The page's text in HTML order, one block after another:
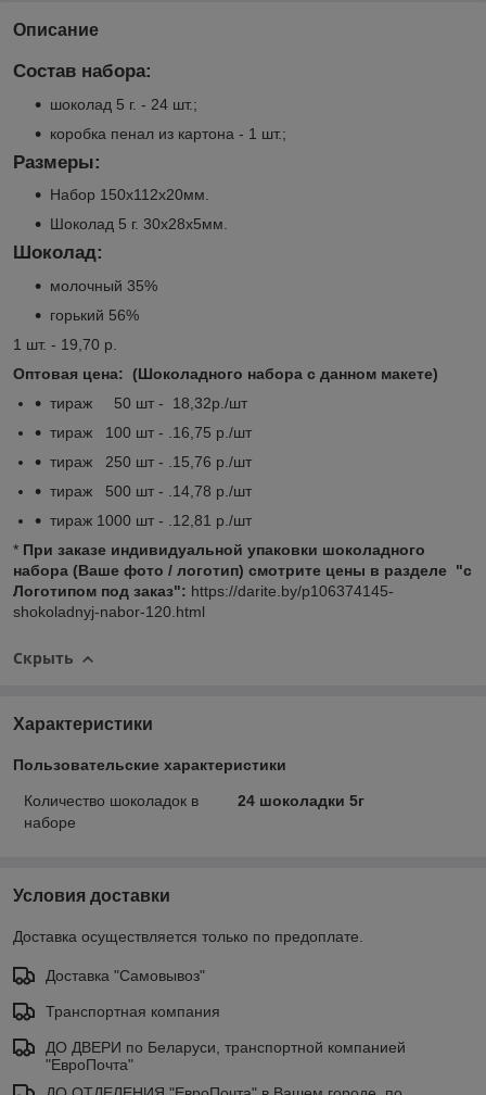
Описание
Состав набора:
шоколад 5 г. - 24 шт.;
коробка пенал из картона - 1 шт.;
Размеры:
Набор 150х112х20мм.
Шоколад 5 г. 30х28х5мм.
Шоколад:
молочный 35%
горький 56%
1 шт. - 19,70 р.
Оптовая цена: (Шоколадного набора с данном макете)
тираж 50 шт - 18,32р./шт
тираж 100 шт - .16,75 р./шт
тираж 250 шт - .15,76 р./шт
тираж 500 шт - .14,78 р./шт
тираж 1000 шт - .12,81 р./шт
* При заказе индивидуальной упаковки шоколадного
набора (Ваше фото / логотип) смотрите цены в разделе "с
Логотипом под заказ": https://darite.by/p106374145-
shokoladnyj-nabor-120.html
Скрыть
Характеристики
Пользовательские характеристики
Количество шоколадок в
наборе
24 шоколадки 5г
Условия доставки
Доставка осуществляется только по предоплате.
Доставка "Самовывоз"
Транспортная компания
ДО ДВЕРИ по Беларуси, транспортной компанией
"ЕвроПочта"